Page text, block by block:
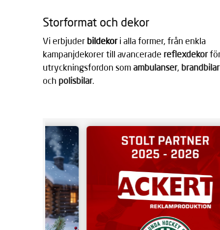
Storformat och dekor
Vi erbjuder bildekor i alla former, från enkla
kampanjdekorer till avancerade reflexdekor
utryckningsfordon som ambulanser, brandbilar
och polisbilar.